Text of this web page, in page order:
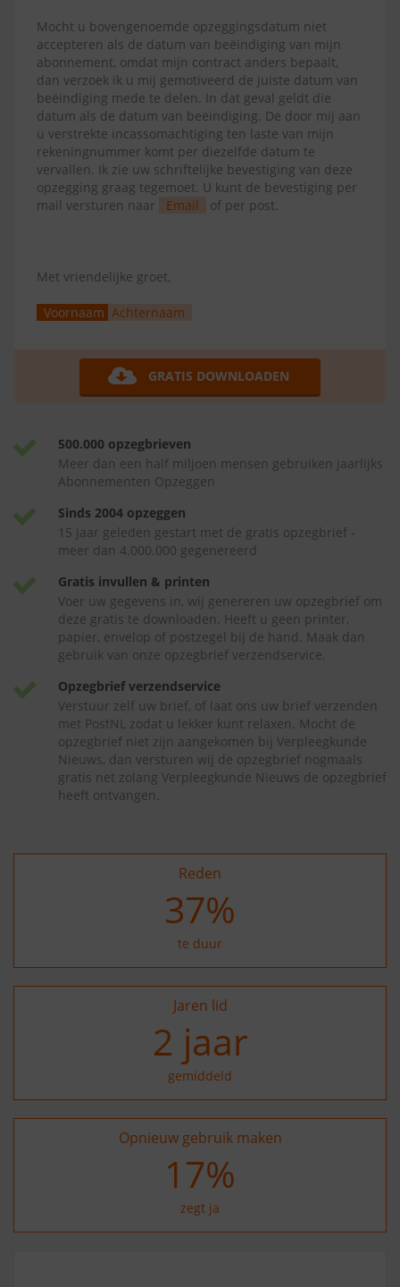
Mocht u bovengenoemde opzeggingsdatum niet
accepteren als de datum van beëindiging van mijn
abonnement, omdat mijn contract anders bepaalt,
dan verzoek ik u mij gemotiveerd de juiste datum van
beëindiging mede te delen. In dat geval geldt die
datum als de datum van beëindiging. De door mij aan
u verstrekte incassomachtiging ten laste van mijn
rekeningnummer komt per diezelfde datum te
vervallen. Ik zie uw schriftelijke bevestiging van deze
opzegging graag tegemoet. U kunt de bevestiging per
mail versturen naar
Email of per post.
Met vriendelijke groet,
Voornaam Achternaam
GRATIS DOWNLOADEN
500.000 opzegbrieven
Meer dan een half miljoen mensen gebruiken jaarlijks
Abonnementen Opzeggen
Sinds 2004 opzeggen
15 jaar geleden gestart met de gratis opzegbrief -
meer dan 4.000.000 gegenereerd
Gratis invullen & printen
Voer uw gegevens in, wij genereren uw opzegbrief om
deze gratis te downloaden. Heeft u geen printer,
papier, envelop of postzegel bij de hand. Maak dan
gebruik van onze opzegbrief verzendservice.
Opzegbrief verzendservice
Verstuur zelf uw brief, of laat ons uw brief verzenden
met PostNL zodat u lekker kunt relaxen. Mocht de
opzegbrief niet zijn aangekomen bij Verpleegkunde
Nieuws, dan versturen wij de opzegbrief nogmaals
gratis net zolang Verpleegkunde Nieuws de opzegbrief
heeft ontvangen.
Reden
37%
te duur
Jaren lid
2 jaar
gemiddeld
Opnieuw gebruik maken
27%
zegt ja